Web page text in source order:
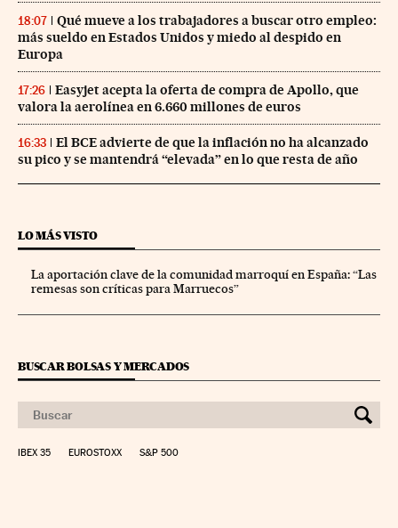
18:07
Qué mueve a los trabajadores a buscar otro empleo:
más sueldo en Estados Unidos y miedo al despido en
Europa
17:26
Easyjet acepta la oferta de compra de Apollo, que
valora la aerolínea en 6.660 millones de euros
16:33
El BCE advierte de que la inflación no ha alcanzado
su pico y se mantendrá “elevada” en lo que resta de año
LO MÁS VISTO
La aportación clave de la comunidad marroquí en España: “Las
remesas son críticas para Marruecos”
BUSCAR BOLSAS Y MERCADOS
IBEX 35 EUROSTOXX S&P 500